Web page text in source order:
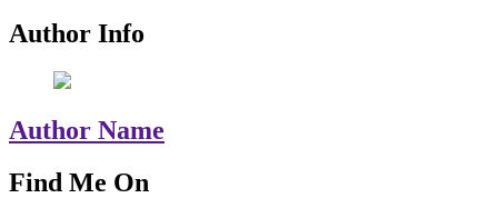
Author Info
Author Name
Find Me On